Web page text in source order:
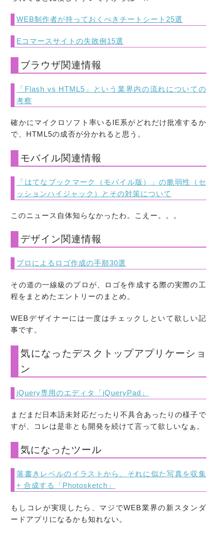
WEB制作者が持っておくべきチートシート25選
Eコマースサイトの失敗例15選
ブラウザ関連情報
「Flash vs HTML5」という業界内の流れについての
考察
確かにマイクロソフト率いるIE系がどれだけ批准するか
で、HTML5の成否が分かれると思う。
モバイル関連情報
「はてなブックマーク（モバイル版）」の脆弱性（セ
ッションハイジャック）とその対策について
このニュース自体知らなかったわ。こえー。。。
デザイン関連情報
プロによるロゴ作成の手順30選
その道の一線級のプロが、ロゴを作成する際の実際の工
程をまとめたエントリーのまとめ。
WEBデザイナーには一度はチェックしといて欲しい記
事です。
気になったデスクトップアプリケーショ
ン
jQuery専用のエディタ「jQueryPad」
まだまだ日本語未対応だったり不具合あったりの様子で
すが、コレは是非とも開発を続けて言って欲しいなぁ。
気になったツール
落書きレベルのイラストから、それに似た写真を収集
+ 合成する「Photosketch」
もしコレが実現したら、マジでWEB業界の新スタンダ
ードアプリになるかも知れない。